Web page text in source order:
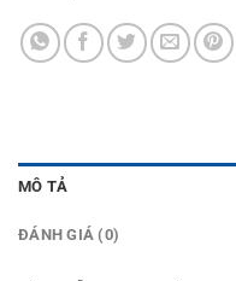
MÔ TẢ
ĐÁNH GIÁ (0)